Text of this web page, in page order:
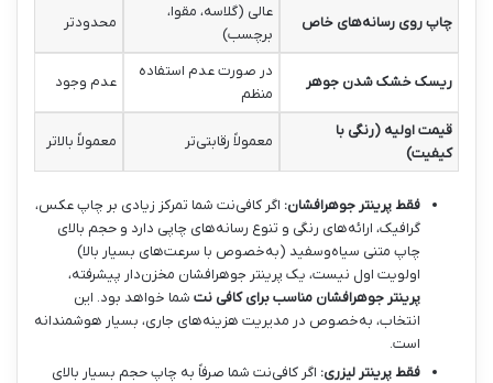
چاپ روی رسانه‌های خاص
عالی (گلاسه، مقوا،
برچسب)
محدودتر
ریسک خشک شدن جوهر
در صورت عدم استفاده
منظم
عدم وجود
قیمت اولیه (رنگی با
کیفیت)
معمولاً رقابتی‌تر معمولاً بالاتر
فقط پرینتر جوهرافشان: اگر کافی‌نت شما تمرکز زیادی بر چاپ عکس،
گرافیک، ارائه‌های رنگی و تنوع رسانه‌های چاپی دارد و حجم بالای
چاپ متنی سیاه‌وسفید (به‌خصوص با سرعت‌های بسیار بالا)
اولویت اول نیست، یک پرینتر جوهرافشان مخزن‌دار پیشرفته،
پرینتر جوهرافشان مناسب برای کافی نت شما خواهد بود. این
انتخاب، به‌خصوص در مدیریت هزینه‌های جاری، بسیار هوشمندانه
است.
فقط پرینتر لیزری: اگر کافی‌نت شما صرفاً به چاپ حجم بسیار بالای